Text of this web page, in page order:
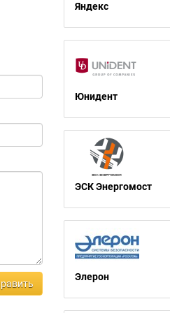
Яндекс
Юнидент
ЭСК Энергомост
Элерон